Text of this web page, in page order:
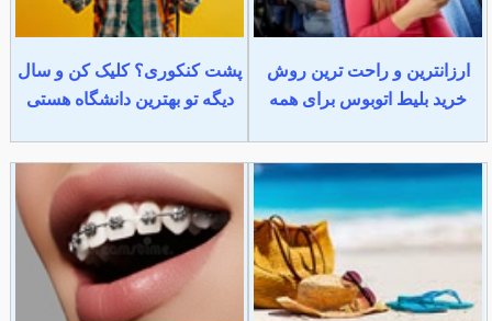
ارزانترین و راحت ترین روش
خرید بلیط اتوبوس برای همه
پشت کنکوری؟ کلیک کن و سال
دیگه تو بهترین دانشگاه هستی